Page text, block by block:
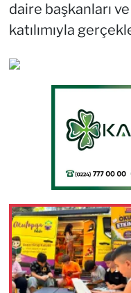
daire başkanları
katılımıyla